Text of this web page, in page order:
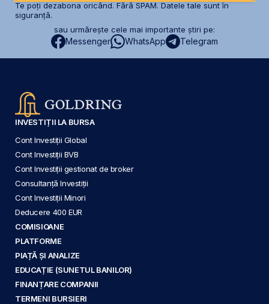
Te poți dezabona oricând. Fără SPAM. Datele tale sunt în
siguranță.
sau urmărește cele mai importante știri pe:
Messenger WhatsApp Telegram
INVESTIȚII LA BURSA
Cont Investiții Global
Cont Investiții BVB
Cont Investiții gestionat de broker
Consultanță Investiții
Cont Investiții Minori
Deducere 400 EUR
COMISIOANE
PLATFORME
PIAȚĂ ȘI ANALIZE
EDUCAȚIE (SUNETUL BANILOR)
FINANȚARE COMPANII
TERMENI BURSIERI